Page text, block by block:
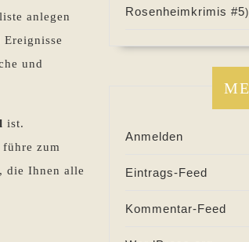
anlegen
und
ist.
zum
die Ihnen alle
Rosenheimkrimis #5)
Anmelden
Eintrags-Feed
Kommentar-Feed